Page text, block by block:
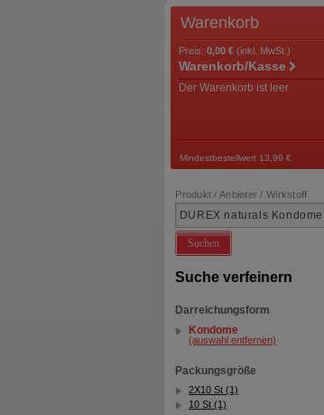
Warenkorb
Preis: 0,00 € (inkl. MwSt.)
Warenkorb/Kasse
Der Warenkorb ist leer
Mindestbestellwert 13,99 €
Produkt / Anbieter / Wirkstoff
Suchen
Suche verfeinern
Darreichungsform
Kondome
(auswahl entfernen)
Packungsgröße
2X10 St (1)
10 St (1)